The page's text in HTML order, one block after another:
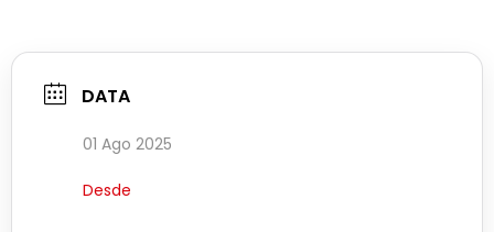
DATA
01 Ago 2025
Desde